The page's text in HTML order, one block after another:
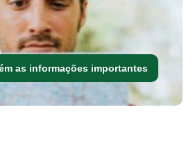
as informações importantes